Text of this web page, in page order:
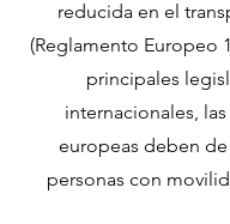
reducida en el
(Reglamento Europeo
principales
internacionales,
europeas deben
personas con